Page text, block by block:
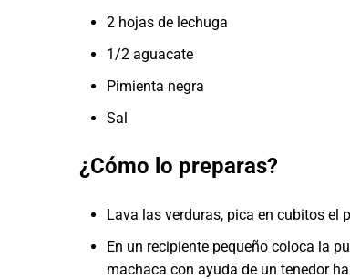
2 hojas de lechuga
1/2 aguacate
Pimienta negra
Sal
¿Cómo lo preparas?
Lava las verduras, pica en cubitos el
En un recipiente pequeño coloca la
machaca con ayuda de un tenedor